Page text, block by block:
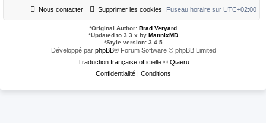
Fuseau horaire sur UTC+02:00
Supprimer les cookies
Nous contacter
*Original Author: Brad Veryard
*Updated to 3.3.x by MannixMD
*Style version: 3.4.5
Développé par phpBB® Forum Software © phpBB Limited
Traduction française officielle© Qiaeru
Confidentialité | Conditions